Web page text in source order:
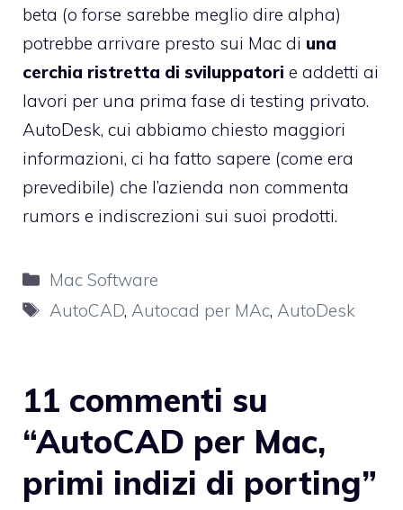
beta (o forse sarebbe meglio dire alpha)
potrebbe arrivare presto sui Mac di una
cerchia ristretta di sviluppatori e addetti ai
lavori per una prima fase di testing privato.
AutoDesk, cui abbiamo chiesto maggiori
informazioni, ci ha fatto sapere (come era
prevedibile) che l’azienda non commenta
rumors e indiscrezioni sui suoi prodotti.
Categorie
Mac Software
Tag
AutoCAD,Autocad per MAc,AutoDesk
11 commenti su
“AutoCAD per Mac,
primi indizi di porting”